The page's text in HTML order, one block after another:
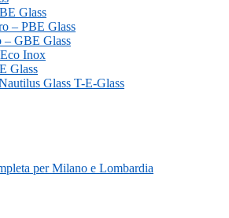
Glass
– PBE Glass
– GBE Glass
Inox
Glass
Glass T-E-Glass
per Milano e Lombardia